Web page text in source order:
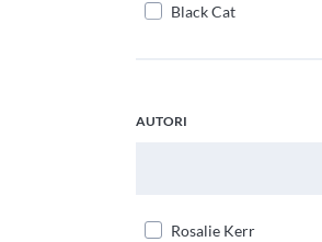
Black Cat
AUTORI
Rosalie Kerr